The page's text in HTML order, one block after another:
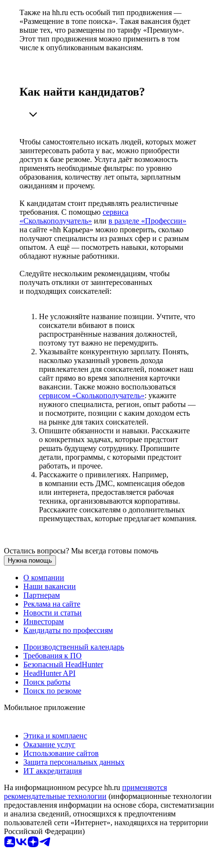
Также на hh.ru есть особый тип продвижения —
«Размещение в топе поиска». Такая вакансия будет
выше тех, что размещены по тарифу «Премиум».
Этот тип продвижения можно применить в том
числе к опубликованным вакансиям.
Как найти кандидатов?
Чтобы самостоятельно искать людей, которых может
заинтересовать работа у вас, можно приобрести
доступ к базе резюме. Услуга даёт возможность
применять необходимые фильтры: по уровню
образования, количеству лет опыта, зарплатным
ожиданиям и прочему.
К кандидатам стоит предъявлять реалистичные
требования. С помощью сервиса
«Сколькополучатель» или в разделе «Профессии»
на сайте «hh Карьера» можно проверить, сколько
получают специалисты из разных сфер и с разным
опытом. А ещё — посмотреть навыки, которыми
обладают нужные работники.
Следуйте нескольким рекомендациям, чтобы
получать отклики от заинтересованных
и подходящих соискателей:
Не усложняйте название позиции. Учтите, что
соискатели вбивают в поиск
распространённые названия должностей,
поэтому тут важно не перемудрить.
Указывайте конкурентную зарплату. Понять,
насколько указанный уровень дохода
привлекателен для соискателей, поможет наш
сайт прямо во время заполнения карточки
вакансии. Также можно воспользоваться
сервисом «Сколькополучатель»: укажите
нужного специалиста, регион, опыт работы —
и посмотрите, позиции с каким доходом есть
на рынке для таких соискателей.
Опишите обязанности и навыки. Расскажите
о конкретных задачах, которые предстоит
решать будущему сотруднику. Пропишите
детали, программы, с которыми предстоит
работать, и прочее.
Расскажите о привилегиях. Например,
в компании есть ДМС, компенсация обедов
или интернета, предоставляется рабочая
техника, организовываются корпоративы.
Расскажите соискателям о дополнительных
преимуществах, которые предлагает компания.
Остались вопросы? Мы всегда готовы помочь
Нужна помощь
О компании
Наши вакансии
Партнерам
Реклама на сайте
Новости и статьи
Инвесторам
Кандидаты по профессиям
Производственный календарь
Требования к ПО
Безопасный HeadHunter
HeadHunter API
Поиск работы
Поиск по резюме
Мобильное приложение
Этика и комплаенс
Оказание услуг
Использование сайтов
Защита персональных данных
ИТ аккредитация
На информационном ресурсе hh.ru применяются
рекомендательные технологии (информационные технологии
предоставления информации на основе сбора, систематизации
и анализа сведений, относящихся к предпочтениям
пользователей сети «Интернет», находящихся на территории
Российской Федерации)